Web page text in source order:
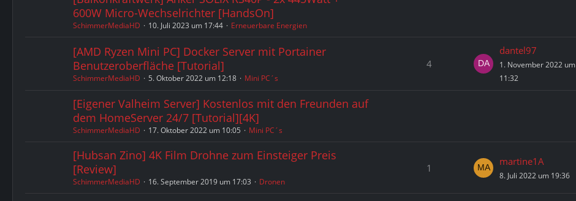
600W Micro-Wechselrichter [HandsOn]
SchimmerMediaHD 10. Juli 2023 um 17:44 Erneuerbare Energien
[AMD Ryzen Mini PC] Docker Server mit Portainer
Benutzeroberfläche [Tutorial]
SchimmerMediaHD 5. Oktober 2022 um 12:18 Mini PC´s
4
dantel97
1. November 2022 um
11:32
[Eigener Valheim Server] Kostenlos mit den Freunden auf
dem HomeServer 24/7 [Tutorial][4K]
SchimmerMediaHD 17. Oktober 2022 um 10:05 Mini PC´s
[Hubsan Zino] 4K Film Drohne zum Einsteiger Preis
[Review]
SchimmerMediaHD 16. September 2019 um 17:03 Dronen
1
martine1A
8. Juli 2022 um 19:36